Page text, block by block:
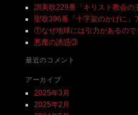
讃美歌229番「キリスト教会の
聖歌396番「十字架のかげに」
①なぜ地球には引力があるので
悪魔の誘惑③
最近のコメント
アーカイブ
2025年3月
2025年2月